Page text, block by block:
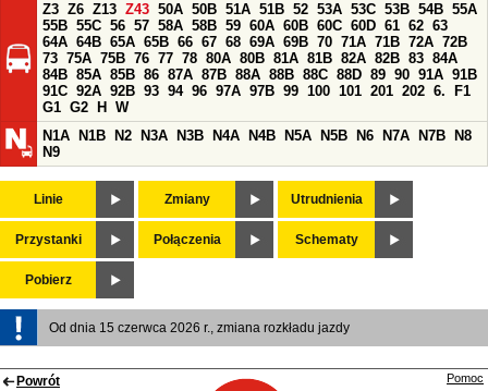
Z3 Z6 Z13 Z43 50A 50B 51A 51B 52 53A 53C 53B 54B 55A
55B 55C 56 57 58A 58B 59 60A 60B 60C 60D 61 62 63
64A 64B 65A 65B 66 67 68 69A 69B 70 71A 71B 72A 72B
73 75A 75B 76 77 78 80A 80B 81A 81B 82A 82B 83 84A
84B 85A 85B 86 87A 87B 88A 88B 88C 88D 89 90 91A 91B
91C 92A 92B 93 94 96 97A 97B 99 100 101 201 202 6.
F1
G1 G2 H
W
N1A
N1B N2 N3A N3B N4A N4B N5A N5B N6 N7A N7B
N8
N9
Linie Zmiany Utrudnienia
Przystanki Połączenia Schematy
Pobierz
Od dnia 15 czerwca 2026 r., zmiana rozkładu jazdy
Powrót Pomoc